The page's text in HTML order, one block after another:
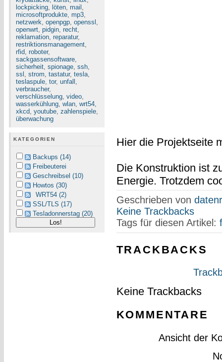
lockpicking, löten, mail ,
microsoftprodukte, mp3,
netzwerk, openpgp, openssl ,
openwrt, pidgin, recht,
reklamation, reparatur,
restriktionsmanagement,
rfid, roboter,
sackgassensoftware,
sicherheit, spionage, ssh,
ssl , strom, tastatur, tesla,
teslaspule, tor, unfall ,
verbraucher,
verschlüsselung, video,
wasserkühlung, wlan, wrt54,
xkcd, youtube, zahlenspiele,
überwachung
KATEGORIEN
Backups (14)
Freibeuterei
Geschreibsel (10)
Howtos (30)
WRT54 (2)
SSL/TLS (17)
Tesladonnerstag (20)
Hier die Projektseite
Die Konstruktion ist
Energie. Trotzdem
Geschrieben von
Keine Trackbacks
Tags für diesen Artikel:
TRACKBACKS
Keine Trackbacks
KOMMENTARE
Ansicht der